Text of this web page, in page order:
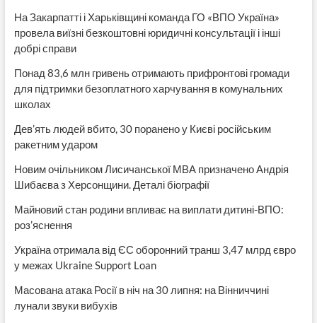
На Закарпатті і Харьківщині команда ГО «ВПО Україна»
провела виїзні безкоштовні юридичні консультації і інші
добрі справи
Понад 83,6 млн гривень отримають прифронтові громади
для підтримки безоплатного харчування в комунальних
школах
Дев’ять людей вбито, 30 поранено у Києві російським
ракетним ударом
Новим очільником Лисичанської МВА призначено Андрія
Шибаєва з Херсонщини. Деталі біографії
Майновий стан родини впливає на виплати дитині-ВПО:
роз’яснення
Україна отримала від ЄС оборонний транш 3,47 млрд євро
у межах Ukraine Support Loan
Масована атака Росії в ніч на 30 липня: на Вінниччині
лунали звуки вибухів